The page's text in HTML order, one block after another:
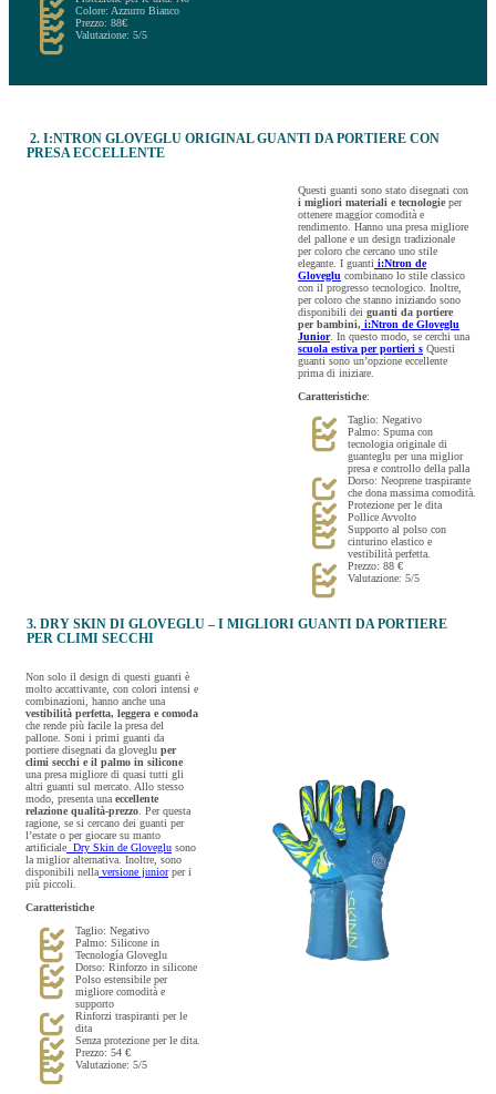
Colore: Azzurro Bianco
Prezzo: 88€
Valutazione: 5/5
2. I:NTRON GLOVEGLU ORIGINAL GUANTI DA PORTIERE CON
PRESA ECCELLENTE
Questi guanti sono stato disegnati con
i migliori materiali e tecnologie per
ottenere maggior comodità e
rendimento. Hanno una presa migliore
del pallone e un design tradizionale
per coloro che cercano uno stile
elegante. I guanti i:Ntron de
Gloveglu combinano lo stile classico
con il progresso tecnologico. Inoltre,
per coloro che stanno iniziando sono
disponibili dei guanti da portiere
per bambini, i:Ntron de Gloveglu
Junior. In questo modo, se cerchi una
scuola estiva per portieri s Questi
guanti sono un’opzione eccellente
prima di iniziare.
Caratteristiche:
Taglio: Negativo
Palmo: Spuma con
tecnologia originale di
guanteglu per una miglior
presa e controllo della palla
Dorso: Neoprene traspirante
che dona massima comodità.
Protezione per le dita
Pollice Avvolto
Supporto al polso con
cinturino elastico e
vestibilità perfetta.
Prezzo: 88 €
Valutazione: 5/5
3. DRY SKIN DI GLOVEGLU – I MIGLIORI GUANTI DA PORTIERE
PER CLIMI SECCHI
Non solo il design di questi guanti è
molto accattivante, con colori intensi e
combinazioni, hanno anche una
vestibilità perfetta, leggera e comoda
che rende più facile la presa del
pallone. Soni i primi guanti da
portiere disegnati da gloveglu per
climi secchi e il palmo in silicone
una presa migliore di quasi tutti gli
altri guanti sul mercato. Allo stesso
modo, presenta una eccellente
relazione qualità-prezzo . Per questa
ragione, se si cercano dei guanti per
l’estate o per giocare su manto
artificiale Dry Skin de Gloveglu sono
la miglior alternativa. Inoltre, sono
disponibili nella versione juniorper i
più piccoli.
Caratteristiche
Taglio: Negativo
Palmo: Silicone in
Tecnología Gloveglu
Dorso: Rinforzo in silicone
Polso estensibile per
migliore comodità e
supporto
Rinforzi traspiranti per le
dita
Senza protezione per le dita.
Prezzo: 54 €
Valutazione: 5/5